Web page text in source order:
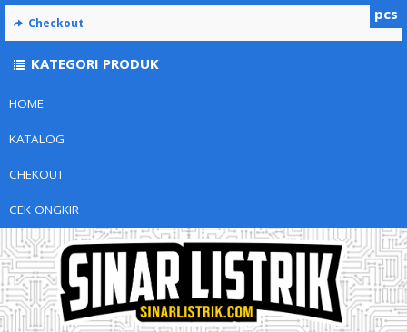
HOME
KATALOG
CHEKOUT
CEK ONGKIR
pcs
Checkout
KATEGORI PRODUK